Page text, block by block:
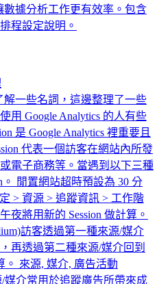
數據分析工作更有效率。包含
程設定說明。
解一些名詞，這邊整理了一些
用 Google Analytics 的人有些
是 Google Analytics 裡重要且
代表一個訪客在網站內所發
電子商務等。當遇到以下三種
閒置網站超時預設為 30 分
> 資源 > 追蹤資訊 > 工作階
夜將用新的 Session 做計算。
訪客透過第一種來源/媒介
再透過第二種來源/媒介回到
。 來源, 媒介, 廣告活動
/媒介常用於追蹤廣告所帶來成